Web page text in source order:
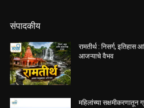
संपादकीय
रामतीर्थ : निसर्ग,
आजऱ्याचे वैभव
महिलांच्या सक्षमीकरणातून